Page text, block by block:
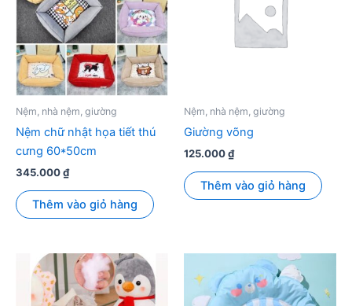
Nệm, nhà nệm, giường
Nệm chữ nhật họa tiết thú
cưng 60*50cm
345.000₫
Thêm vào giỏ hàng
Nệm, nhà nệm, giường
Giường võng
125.000₫
Thêm vào giỏ hàng